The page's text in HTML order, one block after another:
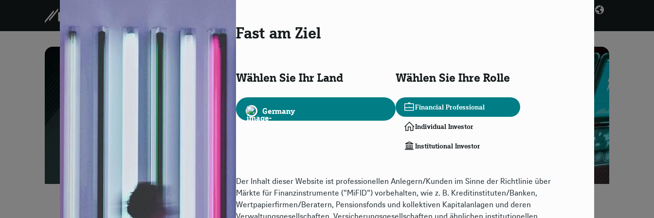
Fast am Ziel
Wählen Sie Ihr Land
Germany
Wählen Sie Ihre Rolle
Financial Professional
Individual Investor
Institutional Investor
Der Inhalt dieser Website ist professionellen Anlegern/Kunden im Sinne der Richtlinie über
Märkte für Finanzinstrumente ("MiFID") vorbehalten, wie z. B. Kreditinstituten/Banken,
Wertpapierfirmen/Beratern, Pensionsfonds und kollektiven Kapitalanlagen und deren
Unsere DWS Newsletterentdecken
Info-Mail zur Altersvorsorge Adhoc Deutsch